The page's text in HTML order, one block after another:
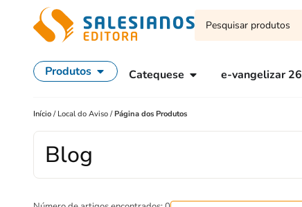
Produtos Catequese e-vangelizar 26
Início / Local do Aviso /Página dos Produtos
Blog